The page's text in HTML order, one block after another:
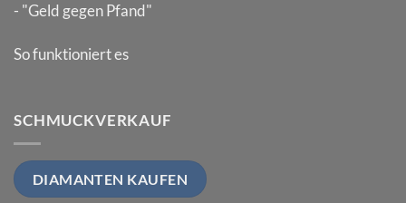
- "Geld gegen Pfand"
So funktioniert es
SCHMUCKVERKAUF
DIAMANTEN KAUFEN